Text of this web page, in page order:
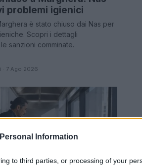
Information
to third parties, or processing of your
problemi igienici
è stato chiuso dai Nas per
Scopri i dettagli
sanzioni comminate.
7 Ago 2026